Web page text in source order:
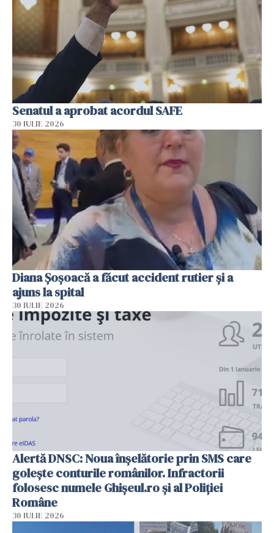
Senatul a aprobat acordul SAFE
30 IULIE 2026
Diana Șoșoacă a făcut accident rutier și a
ajuns la spital
30 IULIE 2026
Alertă DNSC: Noua înșelătorie prin SMS care
golește conturile românilor. Infractorii
folosesc numele Ghișeul.ro și al Poliției
Române
30 IULIE 2026